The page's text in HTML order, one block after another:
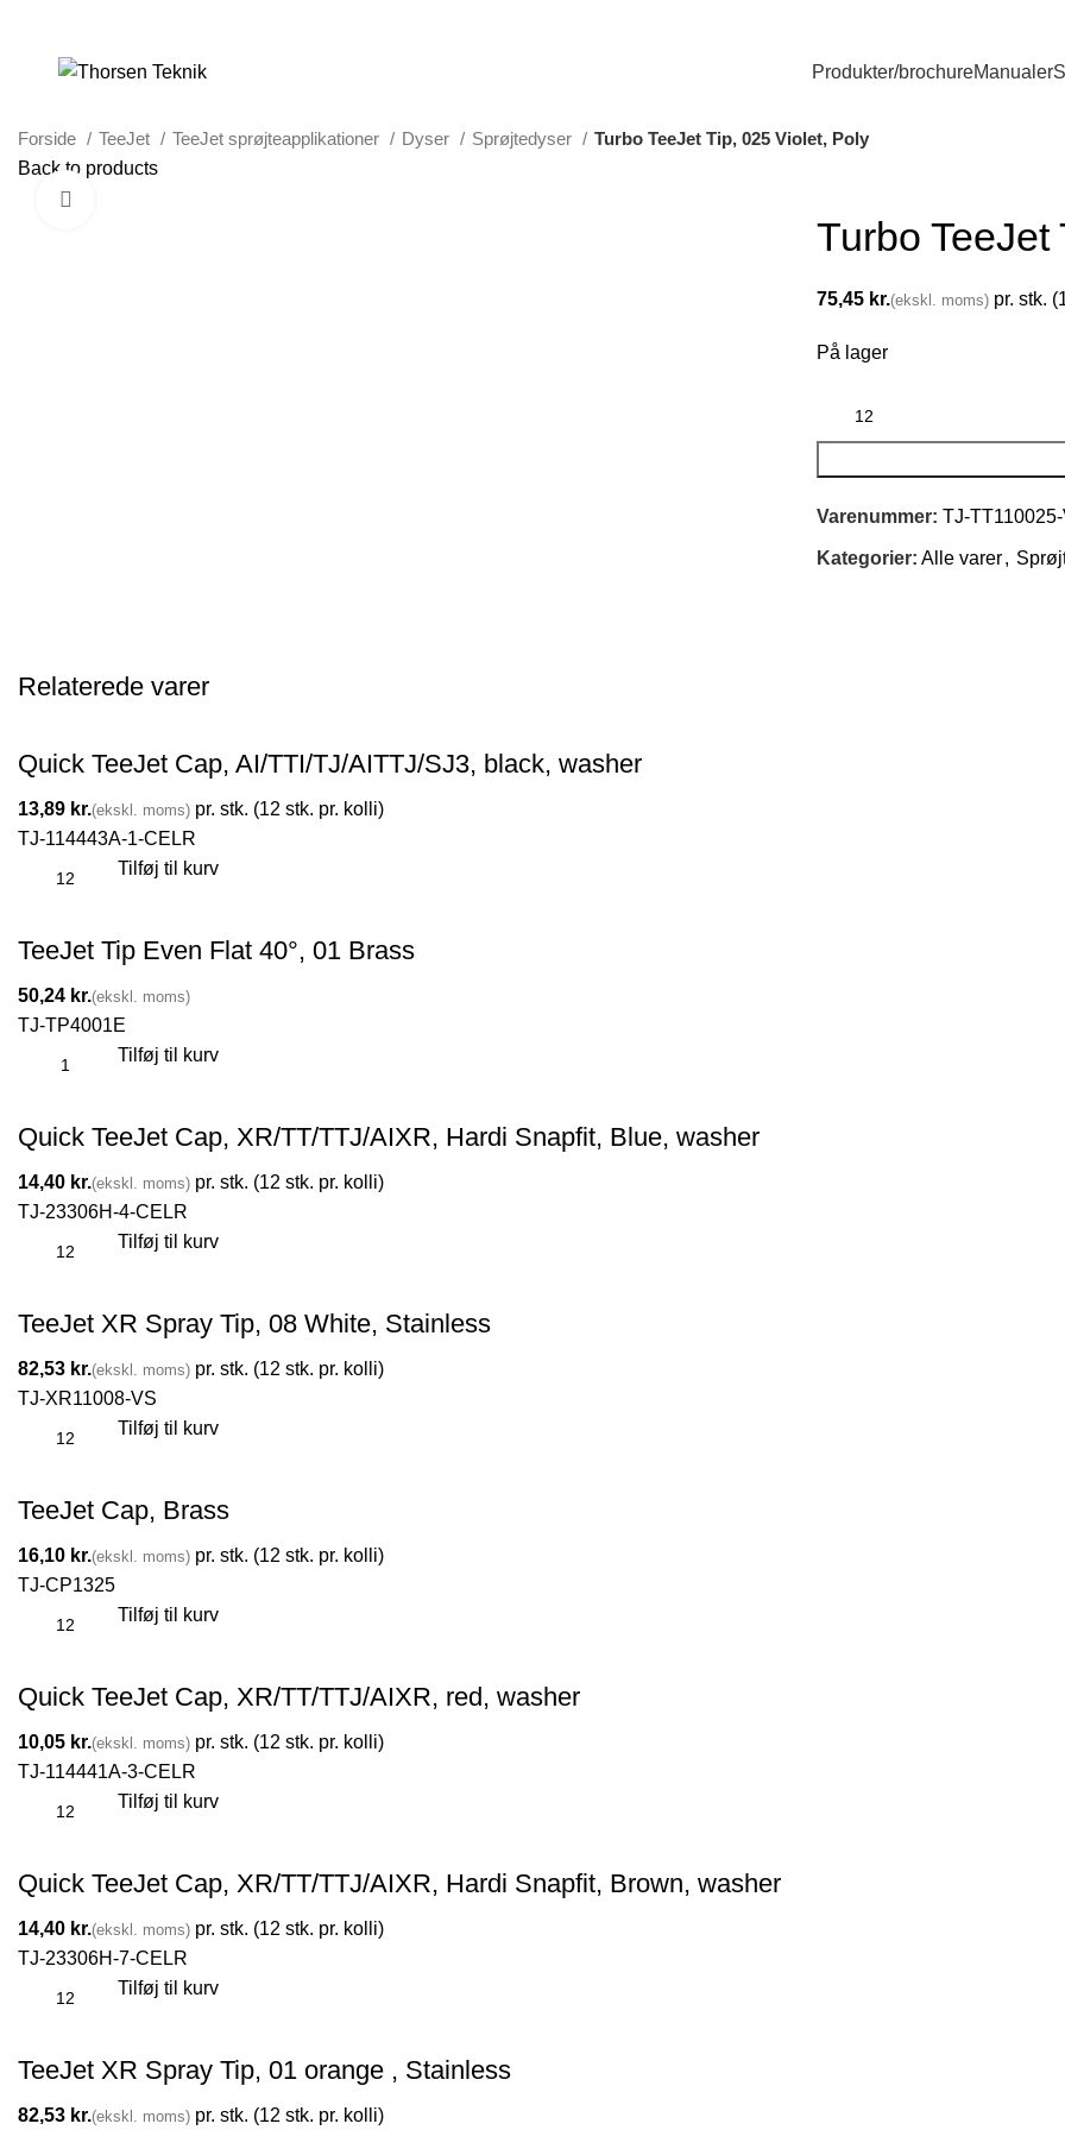
Produkter/brochureManualer
Forside TeeJet TeeJet sprøjteapplikationer Dyser Sprøjtedyser
Turbo TeeJet Tip, 025 Violet, Poly
Back to products
Turbo
kr.
På lager
Varenummer: TJ-
Kategorier: Alle varer,
Relaterede varer
Quick TeeJet Cap, AI/TTI/TJ/AITTJ/SJ3, black, washer
kr.
TJ-114443A-1-CELR
Tilføj til kurv
TeeJet Tip Even Flat 40°, 01 Brass
kr.
TJ-TP4001E
Tilføj til kurv
Quick TeeJet Cap, XR/TT/TTJ/AIXR, Hardi Snapfit, Blue, washer
kr.
TJ-23306H-4-CELR
Tilføj til kurv
TeeJet XR Spray Tip, 08 White, Stainless
kr.
TJ-XR11008-VS
Tilføj til kurv
TeeJet Cap, Brass
kr.
TJ-CP1325
Tilføj til kurv
Quick TeeJet Cap, XR/TT/TTJ/AIXR, red, washer
kr.
TJ-114441A-3-CELR
Tilføj til kurv
Quick TeeJet Cap, XR/TT/TTJ/AIXR, Hardi Snapfit, Brown, washer
kr.
TJ-23306H-7-CELR
Tilføj til kurv
TeeJet XR Spray Tip, 01 orange , Stainless
kr.